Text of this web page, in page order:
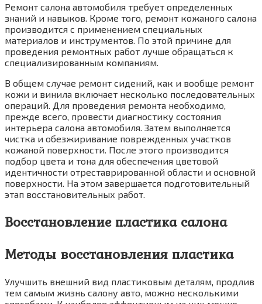
Ремонт салона автомобиля требует определенных
знаний и навыков. Кроме того, ремонт кожаного салона
производится с применением специальных
материалов и инструментов. По этой причине для
проведения ремонтных работ лучше обращаться к
специализированным компаниям.
В общем случае ремонт сидений, как и вообще ремонт
кожи и винила включает несколько последовательных
операций. Для проведения ремонта необходимо,
прежде всего, провести диагностику состояния
интерьера салона автомобиля. Затем выполняется
чистка и обезжиривание поврежденных участков
кожаной поверхности. После этого производится
подбор цвета и тона для обеспечения цветовой
идентичности отреставрированной области и основной
поверхности. На этом завершается подготовительный
этап восстановительных работ.
Восстановление пластика салона
Методы восстановления пластика
Улучшить внешний вид пластиковым деталям, продлив
тем самым жизнь салону авто, можно несколькими